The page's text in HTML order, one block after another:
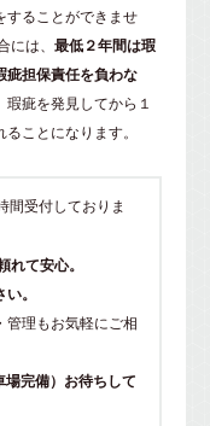
することができませ
は、 最低２年間は瑕
疵担保責任を負わな
疵を発見してから１
ることになります。
間受付しておりま
て安心。
。
管理もお気軽にご相
完備）お待ちして